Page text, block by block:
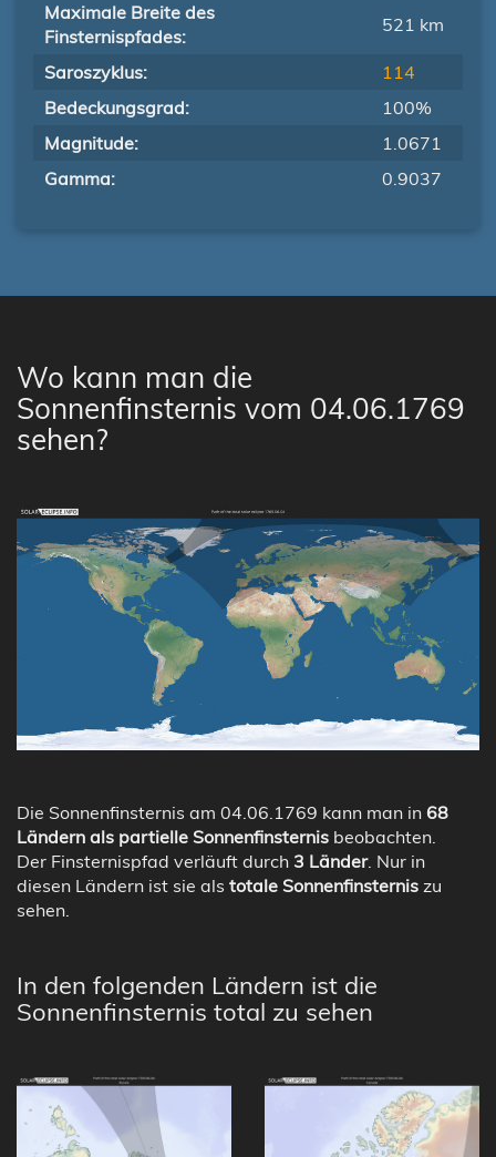
Maximale Breite des
Finsternispfades:
521 km
Saroszyklus:
114
Bedeckungsgrad:
100%
Magnitude:
1.0671
Gamma:
0.9037
Wo kann man die
Sonnenfinsternis vom 04.06.1769
sehen?
Die Sonnenfinsternis am 04.06.1769 kann man in 68
Ländern als partielle Sonnenfinsternis beobachten.
Der Finsternispfad verläuft durch 3 Länder. Nur in
diesen Ländern ist sie als totale Sonnenfinsternis zu
sehen.
In den folgenden Ländern ist die
Sonnenfinsternis total zu sehen